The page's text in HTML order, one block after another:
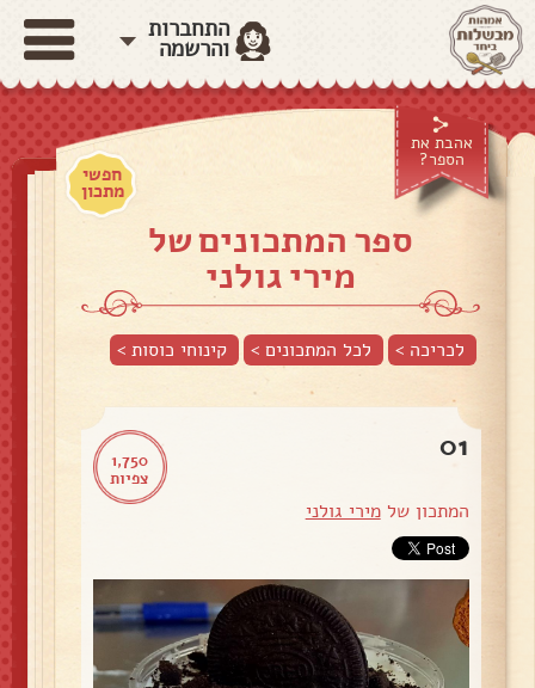
התחברות
והרשמה
אהבת את
הספר?
חפשי
מתכון
ספר המתכונים של
מירי גולני
לכריכה > לכל המתכונים > קינוחי כוסות>
1,750
צפיות
01
המתכון שלמירי גולני